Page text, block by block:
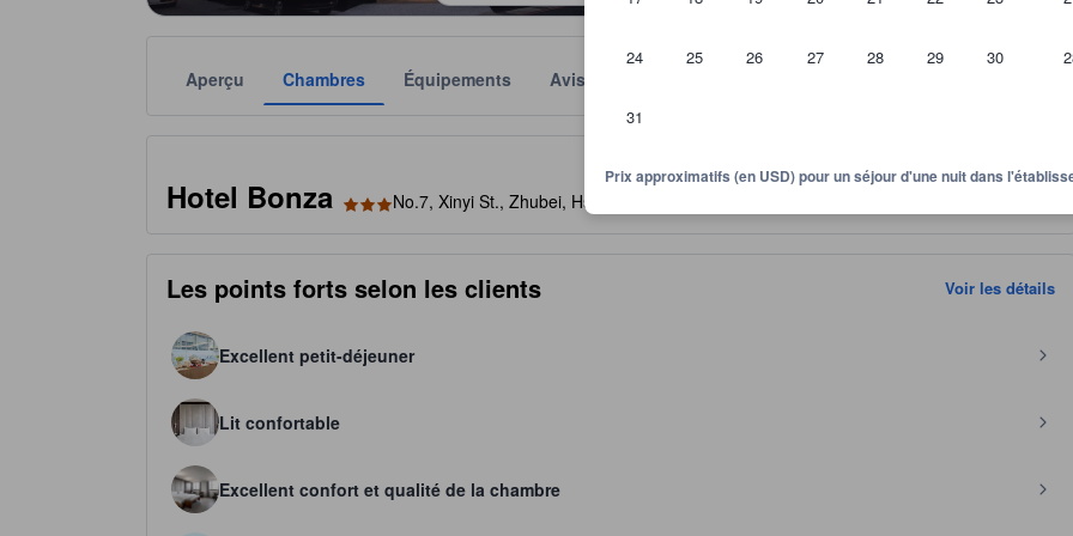
24 25 26 27 28 29 30
31
Prix approximatifs (en USD) pour un séjour d'une nuit dans
Aperçu Chambres Équipements Avis
Hotel Bonza No.7, Xinyi St., Zhubei, Hsinchu, Taïwan, 30242
Les points forts selon les clients Voir les détails
Excellent petit-déjeuner
Lit confortable
Excellent confort et qualité de la chambre